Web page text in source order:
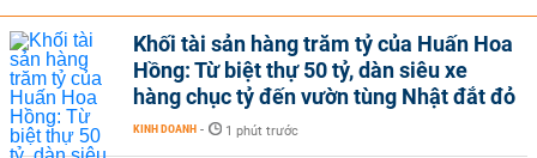
Khối tài sản hàng trăm tỷ của Huấn Hoa
Hồng: Từ biệt thự 50 tỷ, dàn siêu xe
hàng chục tỷ đến vườn tùng Nhật đắt đỏ
KINH DOANH - 1 phút trước